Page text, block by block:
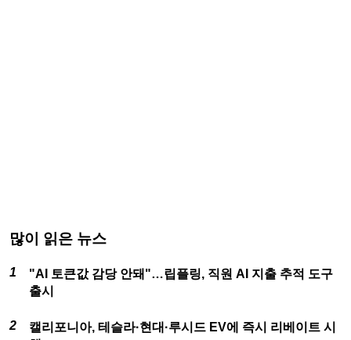
많이 읽은 뉴스
"AI 토큰값 감당 안돼"…립플링, 직원 AI 지출 추적 도구
출시
캘리포니아, 테슬라·현대·루시드 EV에 즉시 리베이트 시